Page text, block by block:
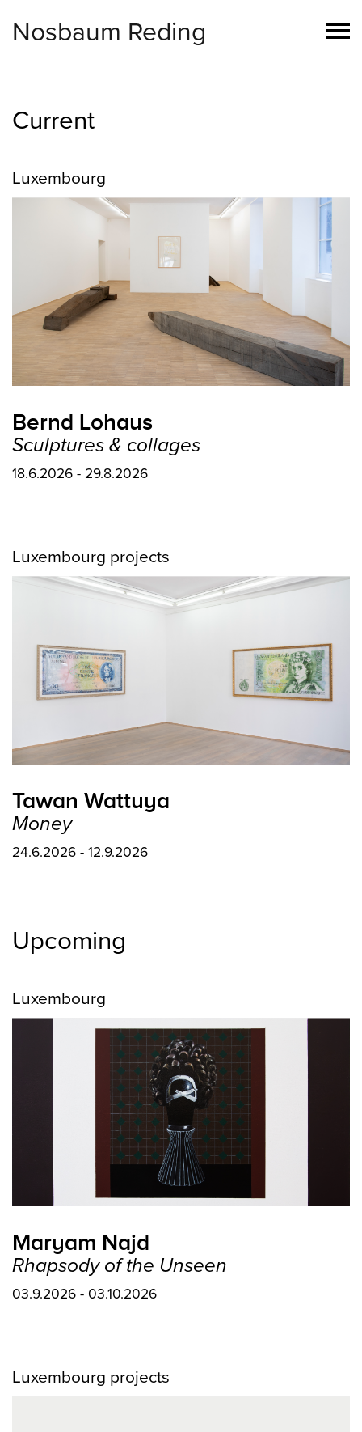
Nosbaum Reding
Current
Luxembourg
Bernd Lohaus
Sculptures & collages
18.6.2026 - 29.8.2026
Luxembourg projects
Tawan Wattuya
Money
24.6.2026 - 12.9.2026
Upcoming
Luxembourg
Maryam Najd
Rhapsody of the Unseen
03.9.2026 - 03.10.2026
Luxembourg projects